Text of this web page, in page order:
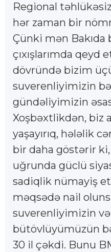
Regional
hər zaman bir
Çünki mən Bakıda
çıxışlarımda qeyd
dövründə bizim
suverenliyimizin
gündəliyimizin
Xoşbəxtlikdən, biz
yaşayırıq, hələlik
bir daha göstərir
uğrunda güclü
sadiqlik nümayiş
məqsədə nail
suverenliyimizin və
bütövlüyümüzün
30 il çəkdi. Bunu